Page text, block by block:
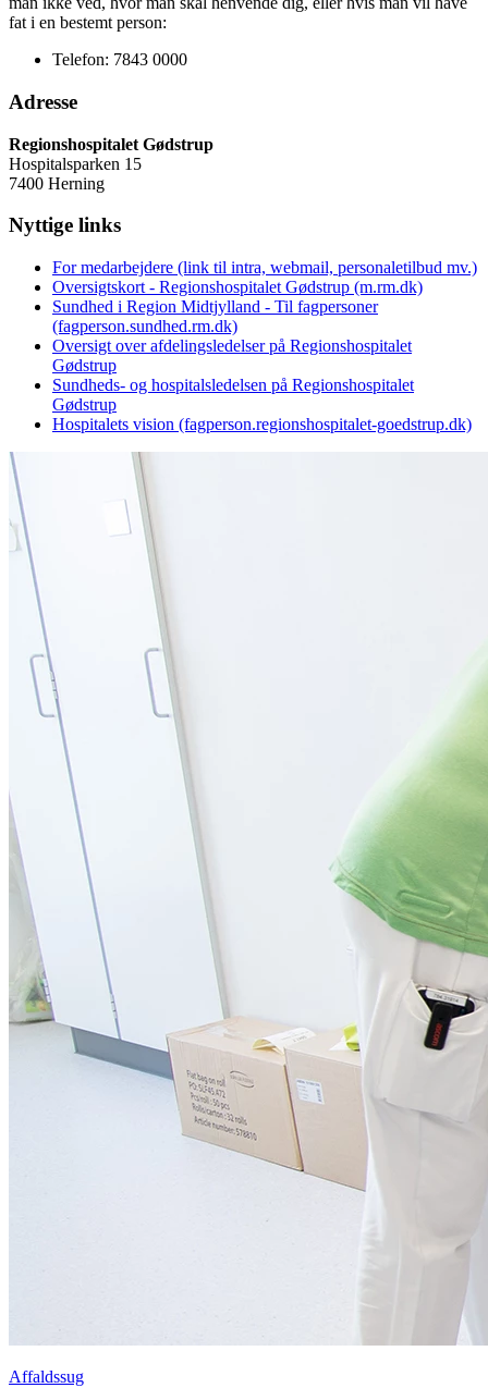
fat i en bestemt person:
Telefon: 7843 0000
Adresse
Regionshospitalet Gødstrup
Hospitalsparken 15
7400 Herning
Nyttige links
For medarbejdere (link til intra, webmail, personaletilbud mv.)
Oversigtskort - Regionshospitalet Gødstrup (m.rm.dk)
Sundhed i Region Midtjylland - Til fagpersoner
(fagperson.sundhed.rm.dk)
Oversigt over afdelingsledelser på Regionshospitalet
Gødstrup
Sundheds- og hospitalsledelsen på Regionshospitalet
Gødstrup
Hospitalets vision (fagperson.regionshospitalet-goedstrup.dk)
Affaldssug